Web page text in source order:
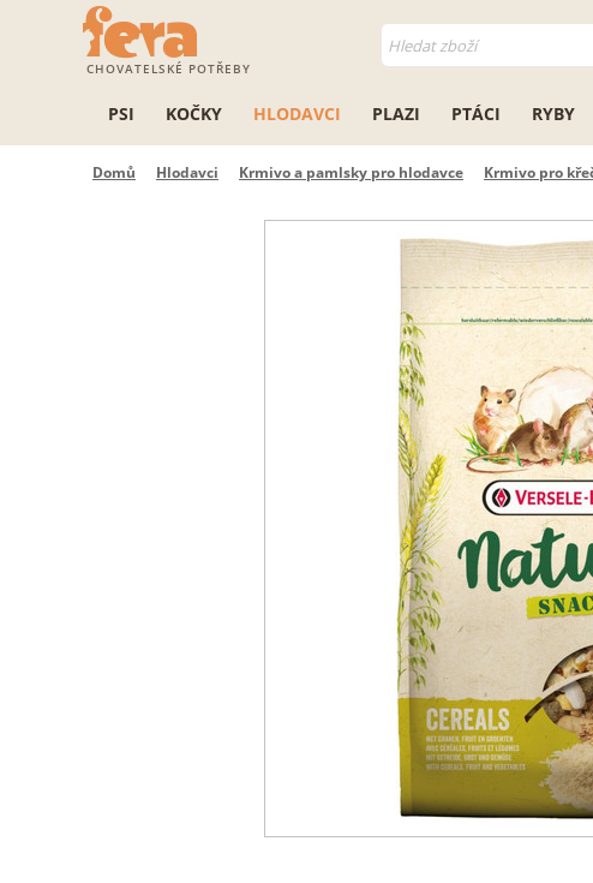
CHOVATELSKÉ POTŘEBY
PSI KOČKY HLODAVCI PLAZI PTÁCI RYBY
Domů Hlodavci Krmivo a pamlsky pro hlodavce Krmivo pro